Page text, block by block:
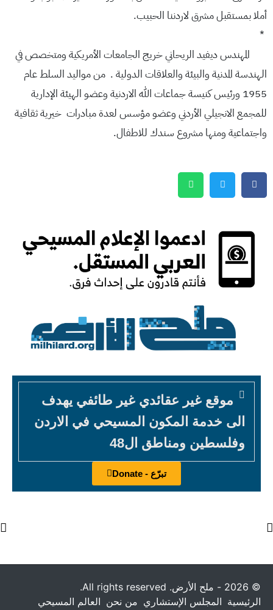
أملا بمستقبل مشرق لاردننا الحبيب.
*
المهندس ديفيد الريحاني خريج الجامعات الأمريكية ومتخصص في
الهندسة المدنية والبيئة والعلاقات الدولية . من مواليد السلط عام
1955 ورئيس كنيسة جماعات الله الاردنية وعضو الهيئة الإدارية
للمجمع الانجيلي الأردني وعضو مؤسس لعدة مبادرات خيرية ثقافية
واجتماعية ومنها مشروع سندك للاطفال.
موقع غير عقائدي غير طائفي يهدف
الى خدمة المكون المسيحي في الاردن
وفلسطين ومناطق ال48
تبرّع - Donate
© 2026 - ملح الأرض. All rights reserved.
الرئيسية المجلس الإستشاري من نحن العالم المسيحي